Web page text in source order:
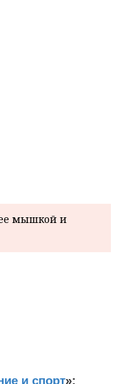
мышкой и
и спорт»: